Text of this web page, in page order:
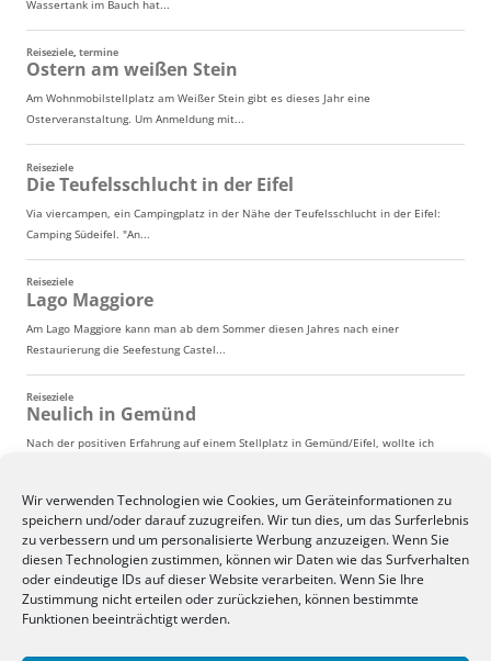
Wir verwenden Technologien wie Cookies, um Geräteinformationen zu
speichern und/oder darauf zuzugreifen. Wir tun dies, um das Surferlebnis
zu verbessern und um personalisierte Werbung anzuzeigen. Wenn Sie
diesen Technologien zustimmen, können wir Daten wie das Surfverhalten
oder eindeutige IDs auf dieser Website verarbeiten. Wenn Sie Ihre
Zustimmung nicht erteilen oder zurückziehen, können bestimmte
Funktionen beeinträchtigt werden.